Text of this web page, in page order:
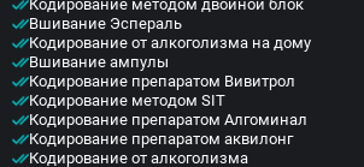
Кодирование методом двойной блок
Вшивание Эспераль
Кодирование от алкоголизма на дому
Вшивание ампулы
Кодирование препаратом Вивитрол
Кодирование методом SIT
Кодирование препаратом Алгоминал
Кодирование препаратом аквилонг
Кодирование от алкоголизма